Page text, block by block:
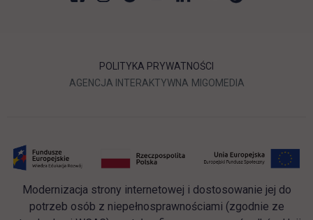
POLITYKA PRYWATNOŚCI
AGENCJA INTERAKTYWNA LINK OTWIERA SIĘ W
MIGOMEDIA
Modernizacja strony internetowej i dostosowanie jej do
potrzeb osób z niepełnosprawnościami (zgodnie ze